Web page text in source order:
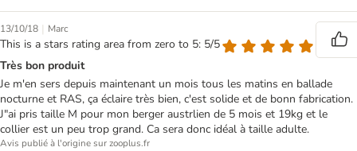
13/10/18 | Marc
This is a stars rating area from zero to 5: 5/5
Très bon produit
Je m'en sers depuis maintenant un mois tous les matins en ballade
nocturne et RAS, ça éclaire très bien, c'est solide et de bonn fabrication.
J"ai pris taille M pour mon berger austrlien de 5 mois et 19kg et le
collier est un peu trop grand. Ca sera donc idéal à taille adulte.
Avis publié à l'origine sur zooplus.fr